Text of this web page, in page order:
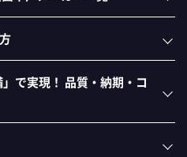
で実現！ 品質・納期・コ